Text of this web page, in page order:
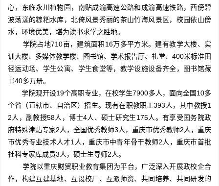
心，东临永川植物园，南贴成渝高速公路和成渝高速铁路，西傍碧
波荡漾的粽粑水库，北倚风景秀丽的茶山竹海风景区，校园依山傍
水，环境优美，堪为读书求学之胜地。
学院占地710亩，建筑面积16万多平方米。建有教学大楼、实
训大楼、多媒体教学楼、图书馆、学术报告厅、礼堂、400米标准田
径运动场、学生公寓、学生食堂等，教学设施设备齐全，图书馆藏
书40多万册。
学院现开设19个高职专业，在校学生7900多人，面向全国10多
个省（直辖市、自治区）招生。现有在职教职工393人，其中教授1
2人，副教授58人，博士4人、硕士研究生175人。有享受国务院政
府特殊津贴专家2人，全国优秀教师3人，重庆市优秀教师2人，重庆
市优秀专业技术人才1人，重庆市中青年骨干教师2人，重庆市首批
社科专家库成员3人，硕士生导师2人。
学院以重庆财贸职业教育集团为平台，广泛深入开展政校企合
作，构建互建基地、互设校厂、互派师资、共同培养、共同研发的